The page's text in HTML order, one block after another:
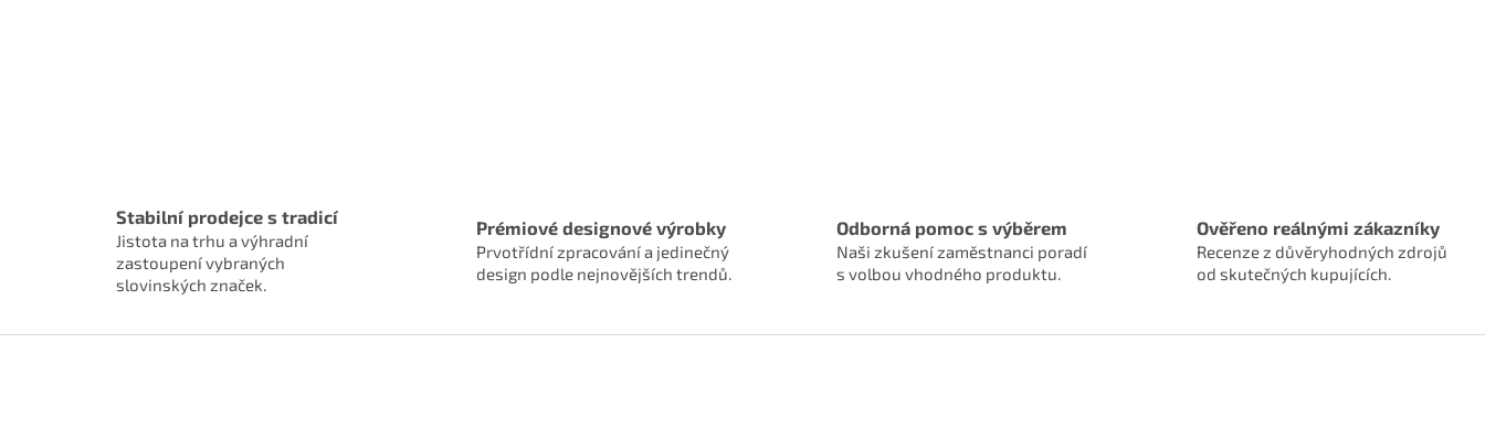
Stabilní prodejce s tradicí
Jistota na trhu a výhradní
zastoupení vybraných
slovinských značek.
Prémiové designové výrobky
Prvotřídní zpracování a jedinečný
design podle nejnovějších trendů.
Odborná pomoc s výběrem
Naši zkušení zaměstnanci poradí
s volbou vhodného produktu.
Ověřeno reálnými zákazníky
Recenze z důvěryhodných zdrojů
od skutečných kupujících.